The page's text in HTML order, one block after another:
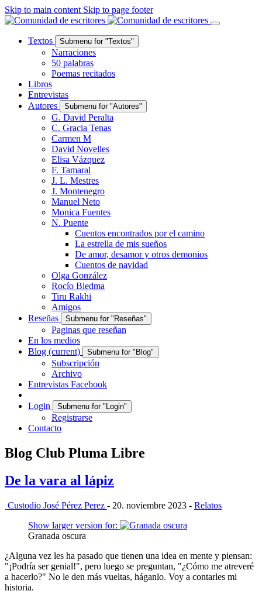
Skip to main content Skip to page footer
Textos Submenu for "Textos"
Narraciones
50 palabras
Poemas recitados
Libros
Entrevistas
Autores
Submenu for "Autores"
G. David Peralta
C. Gracia Tenas
Carmen M
David Novelles
Elisa Vázquez
F. Tamaral
J. L. Mestres
J. Montenegro
Manuel Neto
Monica Fuentes
N. Puente
Cuentos encontrados por el camino
La estrella de mis sueños
De amor, desamor y otros demonios
Cuentos de navidad
Olga González
Rocío Biedma
Tiru Rakhi
Amigos
Reseñas
Submenu for "Reseñas"
Paginas que reseñan
En los medios
Blog (current) Submenu for "Blog"
Subscripción
Archivo
Entrevistas Facebook
Login Submenu for "Login"
Registrarse
Contacto
Blog Club Pluma Libre
De la vara al lápiz
Custodio José Pérez Perez - 20. noviembre 2023 - Relatos
Show larger version for:
Granada oscura
¿Alguna vez les ha pasado que tienen una idea en mente y piensan:
"¡Podría ser genial!", pero luego se preguntan, "¿Cómo me atreveré
a hacerlo?" No le den más vueltas, háganlo. Voy a contarles mi
historia.